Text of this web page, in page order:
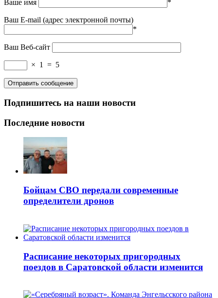
Ваше имя *
Ваш E-mail (адрес электронной почты)
*
Ваш Веб-сайт
× 1 = 5
Подпишитесь на наши новости
Последние новости
Бойцам СВО передали современные
определители дронов
Расписание некоторых пригородных
поездов в Саратовской области изменится